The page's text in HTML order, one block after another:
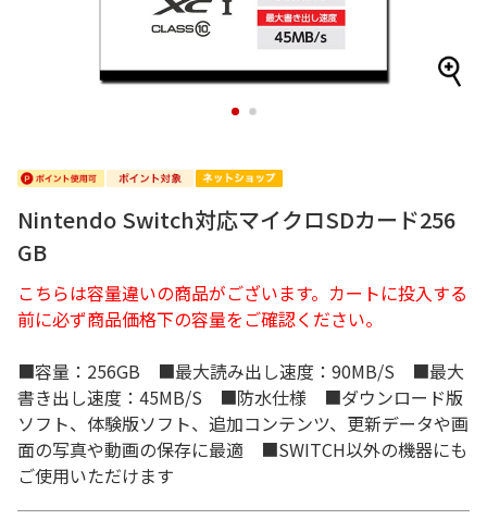
1 2
Nintendo Switch対応マイクロSDカード256
GB
こちらは容量違いの商品がございます。カートに投入する
前に必ず商品価格下の容量をご確認ください。
■容量：256GB ■最大読み出し速度：90MB/S ■最大
書き出し速度：45MB/S ■防水仕様 ■ダウンロード版
ソフト、体験版ソフト、追加コンテンツ、更新データや画
面の写真や動画の保存に最適 ■SWITCH以外の機器にも
ご使用いただけます